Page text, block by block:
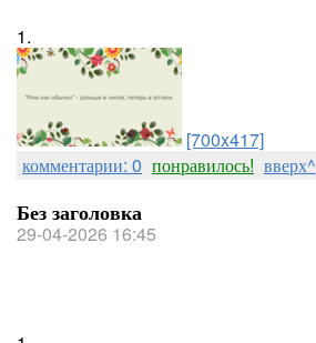
1.
[700x417]
комментарии: 0 понравилось! вверх^
Без заголовка
29-04-2026 16:45